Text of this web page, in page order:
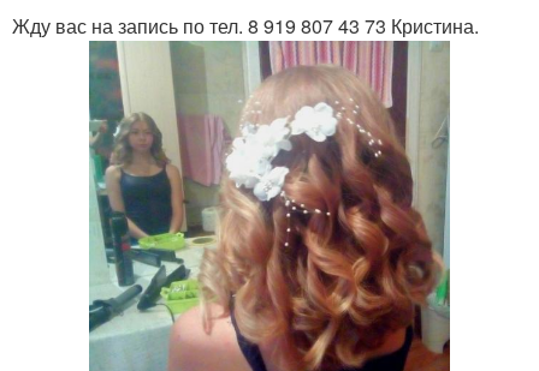
Жду вас на запись по тел. 8 919 807 43 73 Кристина.